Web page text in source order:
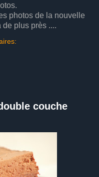
photos de la nouvelle
plus près ....
couche